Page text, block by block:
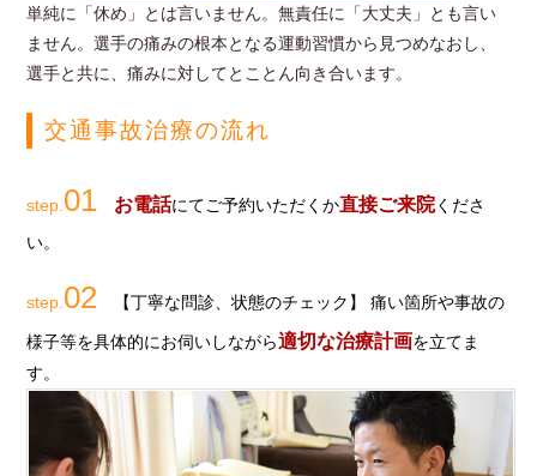
単純に「休め」とは言いません。無責任に「大丈夫」とも言い
ません。選手の痛みの根本となる運動習慣から見つめなおし、
選手と共に、痛みに対してとことん向き合います。
交通事故治療の流れ
step.01 お電話にてご予約いただくか直接ご来院くださ
い。
step.02 【丁寧な問診、状態のチェック】 痛い箇所や事故の
様子等を具体的にお伺いしながら適切な治療計画を立てま
す。